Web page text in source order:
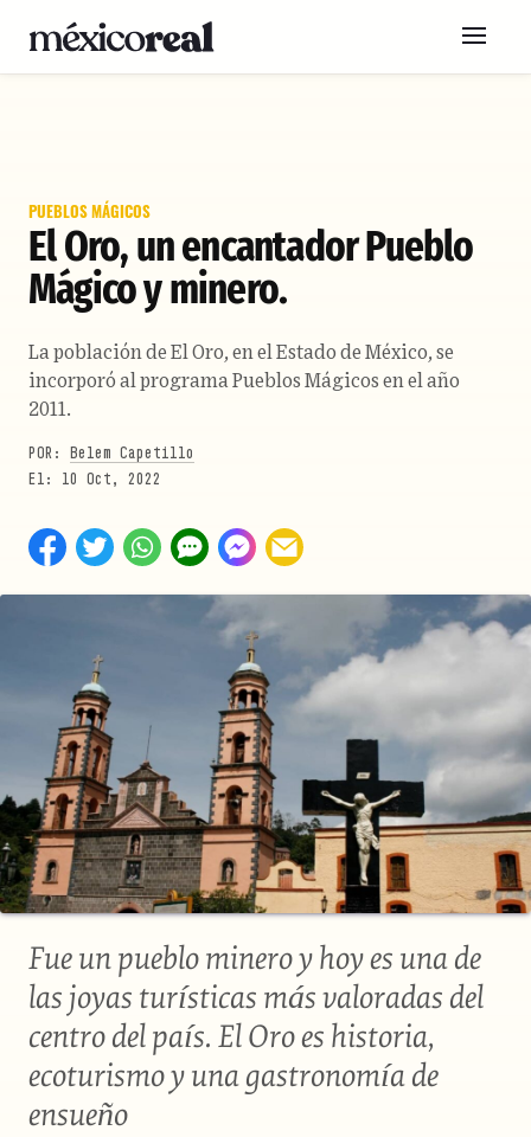
PUEBLOS MÁGICOS
El Oro, un encantador Pueblo
Mágico y minero.
La población de El Oro, en el Estado de México, se
incorporó al programa Pueblos Mágicos en el año
2011.
POR:
Belem Capetillo
10 Oct, 2022
Fue un pueblo minero y hoy es una de
las joyas turísticas más valoradas del
centro del país. El Oro es historia,
ecoturismo y una gastronomía de
ensueño